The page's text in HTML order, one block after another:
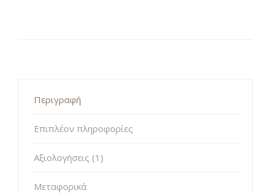
Περιγραφή
Επιπλέον πληροφορίες
Αξιολογήσεις (1)
Μεταφορικά